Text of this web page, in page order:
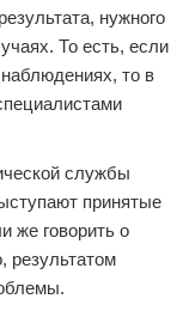
нужного
То есть, если
то в
службы
принятые
же говорить о
результатом